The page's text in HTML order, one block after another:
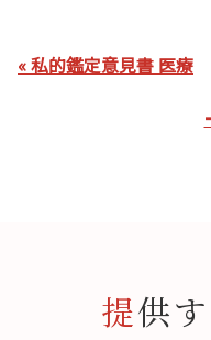
« 私的鑑定意見書 医療
提供